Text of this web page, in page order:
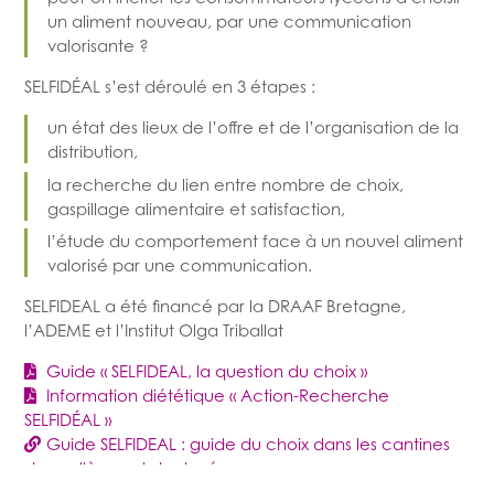
un aliment nouveau, par une communication
valorisante ?
SELFIDÉAL s’est déroulé en 3 étapes :
un état des lieux de l’offre et de l’organisation de la
distribution,
la recherche du lien entre nombre de choix,
gaspillage alimentaire et satisfaction,
l’étude du comportement face à un nouvel aliment
valorisé par une communication.
SELFIDEAL a été financé par la DRAAF Bretagne,
l’ADEME et l’Institut Olga Triballat
Guide SELFIDEAL, la question du choix
Information diététique Action-Recherche
SELFIDÉAL
Guide SELFIDEAL : guide du choix dans les cantines
des collèges et des lycées